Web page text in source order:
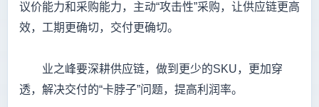
议价能力和采购能力，主动“攻击性”采购，让供应链更高
效，工期更确切，交付更确切。
业之峰要深耕供应链，做到更少的SKU，更加穿
透，解决交付的“卡脖子”问题，提高利润率。